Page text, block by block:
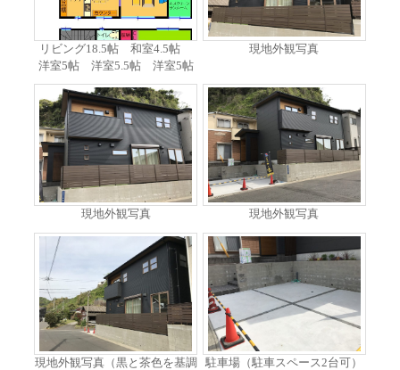
リビング18.5帖 和室4.5帖
洋室5帖 洋室5.5帖 洋室5帖
現地外観写真
現地外観写真 現地外観写真
現地外観写真（黒と茶色を基調
駐車場（駐車スペース2台可）